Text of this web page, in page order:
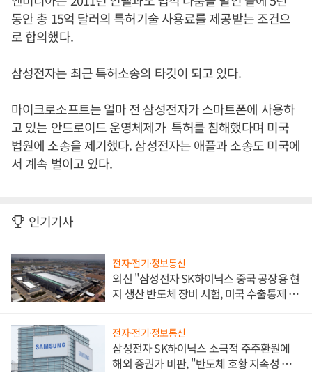
동안 총 15억 달러의 특허기술 사용료를 제공받는 조건으
로 합의했다.
삼성전자는 최근 특허소송의 타깃이 되고 있다.
마이크로소프트는 얼마 전 삼성전자가 스마트폰에 사용하
고 있는 안드로이드 운영체제가 특허를 침해했다며 미국
법원에 소송을 제기했다. 삼성전자는 애플과 소송도 미국에
서 계속 벌이고 있다.
인기기사
전자·전기·정보통신
외신 "삼성전자 SK하이닉스 중국 공장용 현
지 생산 반도체 장비 시험, 미국 수출통제 대
전자·전기·정보통신
삼성전자 SK하이닉스 소극적 주주환원에
해외 증권가 비판, "반도체 호황 지속성 의